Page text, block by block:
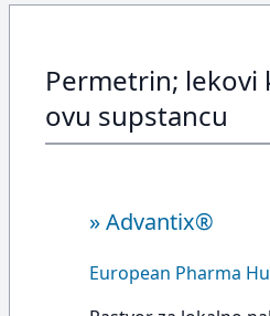
Permetrin; lekovi
ovu supstancu
»Advantix®
European Pharma